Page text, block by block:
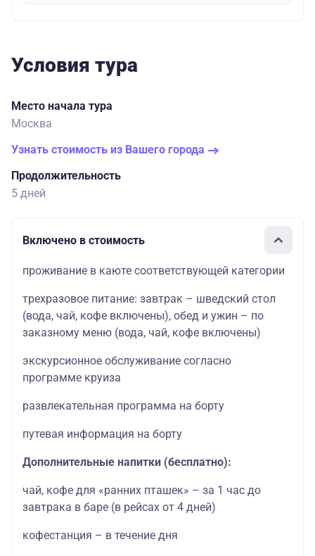
Условия тура
Место начала тура
Москва
Узнать стоимость из Вашего города
Продолжительность
5 дней
Включено в стоимость
проживание в каюте соответствующей категории
трехразовое питание: завтрак – шведский стол
(вода, чай, кофе включены), обед и ужин – по
заказному меню (вода, чай, кофе включены)
экскурсионное обслуживание согласно
программе круиза
развлекательная программа на борту
путевая информация на борту
Дополнительные напитки (бесплатно):
чай, кофе для «ранних пташек» – за 1 час до
завтрака в баре (в рейсах от 4 дней)
кофестанция – в течение дня